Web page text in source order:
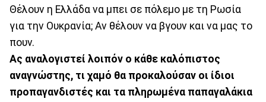
Θέλουν η Ελλάδα να μπει σε πόλεμο με τη Ρωσία
για την Ουκρανία; Αν θέλουν να βγουν και να μας το
πουν.
Ας αναλογιστεί λοιπόν ο κάθε καλόπιστος
αναγνώστης, τι χαμό θα προκαλούσαν οι ίδιοι
προπαγανδιστές και τα πληρωμένα παπαγαλάκια